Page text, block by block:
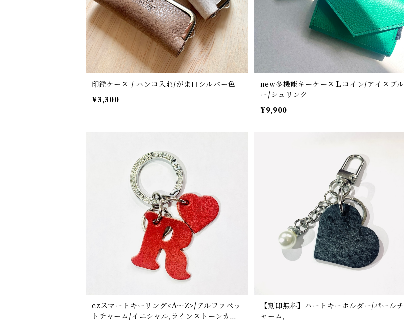
印鑑ケース / ハンコ入れ/がま口シルバー色
¥3,300
new多機能キーケースＬコイン/アイスブル
ー/シュリンク
¥9,900
czスマートキーリング<A〜Z>/アルファベッ
トチャーム/イニシャル,ラインストーンカラ
【刻印無料】ハートキーホルダー/パールチ
ャーム,